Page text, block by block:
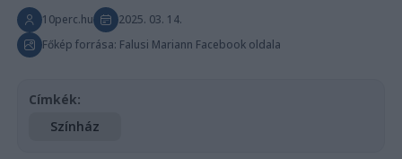
10perc.hu
2025. 03. 14.
Főkép forrása: Falusi Mariann Facebook oldala
Címkék:
Színház